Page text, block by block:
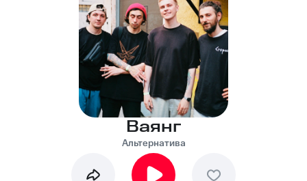
Ваянг
Альтернатива